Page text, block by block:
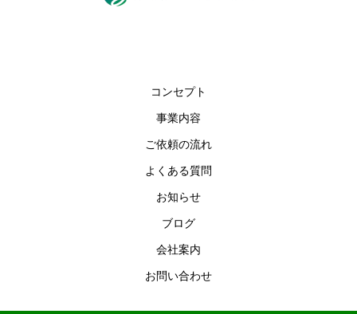
コンセプト
事業内容
ご依頼の流れ
よくある質問
お知らせ
ブログ
会社案内
お問い合わせ